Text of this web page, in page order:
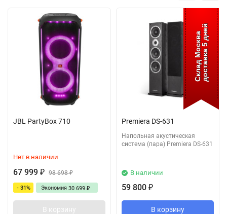
JBL PartyBox 710
Нет в наличии
67 999 ₽ 98 698₽
- 31% Экономия 30 699 ₽
В корзину
Склад Москвадоставка 5 дней
Premiera DS-631
Напольная акустическая
система (пара) Premiera DS-631
В наличии
59 800 ₽
В корзину